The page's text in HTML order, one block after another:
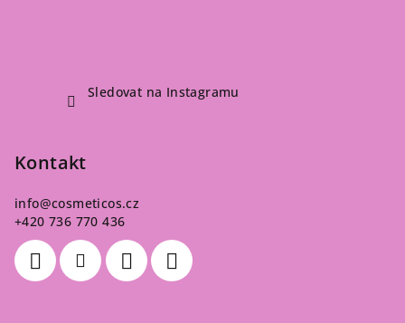
Sledovat na Instagramu
Kontakt
info@cosmeticos.cz
+420 736 770 436